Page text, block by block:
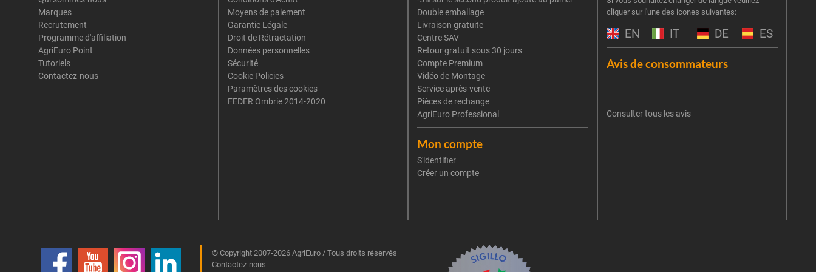
Marques
Recrutement
Programme d'affiliation
AgriEuro Point
Tutoriels
Contactez-nous
Moyens de paiement
Garantie Légale
Droit de Rétractation
Données personnelles
Sécurité
Cookie Policies
Paramètres des cookies
FEDER Ombrie 2014-2020
Double emballage
Livraison gratuite
Centre SAV
Retour gratuit sous 30 jours
Compte Premium
Vidéo de Montage
Service après-vente
Pièces de rechange
AgriEuro Professional
Mon compte
S'identifier
Créer un compte
cliquer sur l'une des icones suivantes:
EN IT DE ES
Avis de consommateurs
Consulter tous les avis
© Copyright 2007-2026 AgriEuro / Tous droits réservés
Contactez-nous